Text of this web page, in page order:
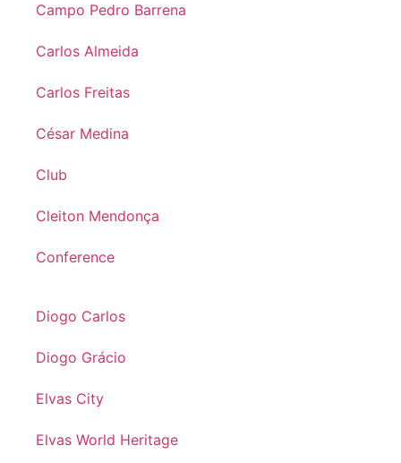
Campo Pedro Barrena
Carlos Almeida
Carlos Freitas
César Medina
Club
Cleiton Mendonça
Conference
Diogo Carlos
Diogo Grácio
Elvas City
Elvas World Heritage